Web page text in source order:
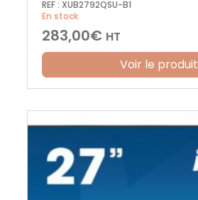
REF : XUB2792QSU-B1
En stock
283,00€ HT
Voir le produit